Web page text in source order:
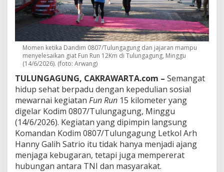
C
a
a
K
o
d
i
m
T
u
l
u
n
g
a
g
u
n
Momen ketika Dandim 0807/Tulungagung dan jajaran mampu
menyelesaikan giat Fun Run 12Km di Tulungagung, Minggu
(14/6/2026). (foto: Arwang)
TULUNGAGUNG, CAKRAWARTA.com – Semangat
hidup sehat berpadu dengan kepedulian sosial
mewarnai kegiatan Fun Run 15 kilometer yang
digelar Kodim 0807/Tulungagung, Minggu
(14/6/2026). Kegiatan yang dipimpin langsung
Komandan Kodim 0807/Tulungagung Letkol Arh
Hanny Galih Satrio itu tidak hanya menjadi ajang
menjaga kebugaran, tetapi juga mempererat
hubungan antara TNI dan masyarakat.